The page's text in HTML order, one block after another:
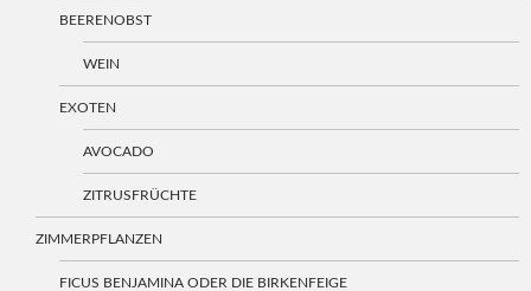
BEERENOBST
WEIN
EXOTEN
AVOCADO
ZITRUSFRÜCHTE
ZIMMERPFLANZEN
FICUS BENJAMINA ODER DIE BIRKENFEIGE